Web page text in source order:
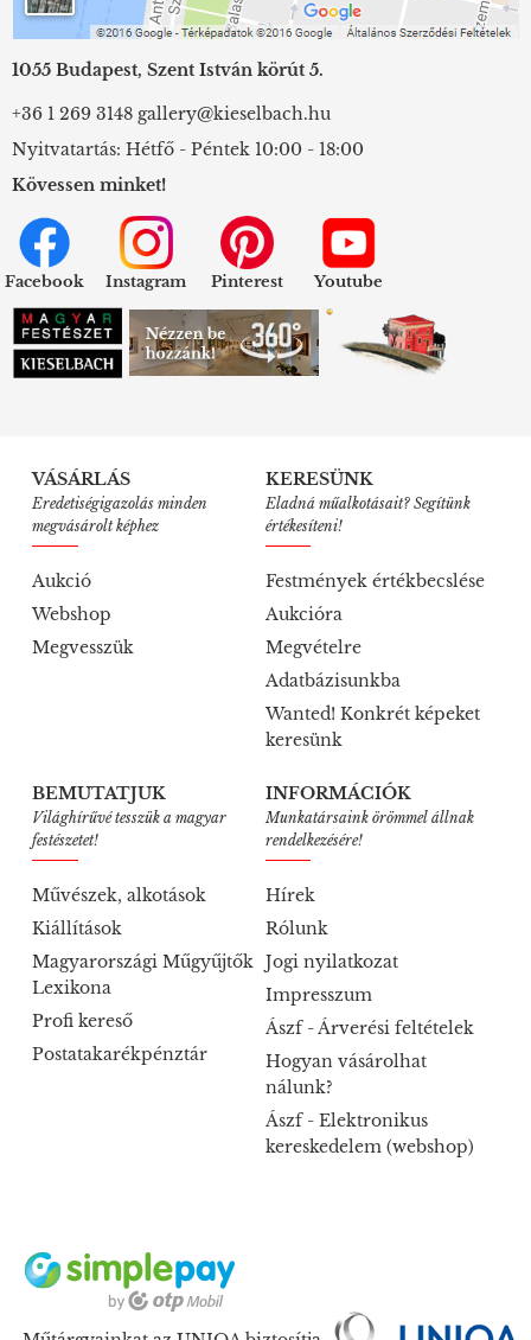
1055 Budapest, Szent István körút 5.
+36 1 269 3148 gallery@kieselbach.hu
Nyitvatartás: Hétfő - Péntek 10:00 - 18:00
Kövessen minket!
Facebook Instagram Pinterest Youtube
VÁSÁRLÁS
Eredetiségigazolás minden
megvásárolt képhez
Aukció
Webshop
Megvesszük
KERESÜNK
Eladná műalkotásait? Segítünk
értékesíteni!
Festmények értékbecslése
Aukcióra
Megvételre
Adatbázisunkba
Wanted! Konkrét képeket
keresünk
BEMUTATJUK
Világhírűvé tesszük a magyar
festészetet!
Művészek, alkotások
Kiállítások
Magyarországi Műgyűjtők
Lexikona
Profi kereső
Postatakarékpénztár
INFORMÁCIÓK
Munkatársaink örömmel állnak
rendelkezésére!
Hírek
Rólunk
Jogi nyilatkozat
Impresszum
Ászf - Árverési feltételek
Hogyan vásárolhat
nálunk?
Ászf - Elektronikus
kereskedelem (webshop)